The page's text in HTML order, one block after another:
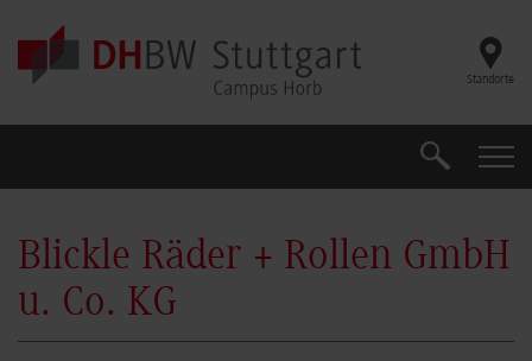
Skip to main content
Standorte
Search
Blickle Räder + Rollen GmbH
u. Co. KG